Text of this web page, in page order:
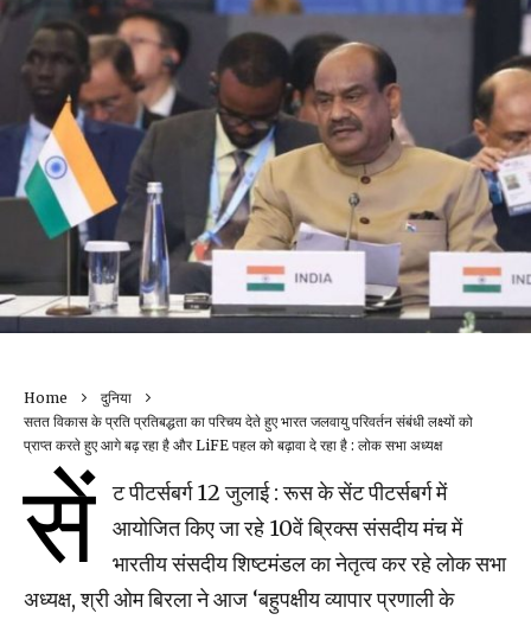
Home
दुनिया
सतत विकास के प्रति प्रतिबद्धता का परिचय देते हुए भारत जलवायु परिवर्तन संबंधी लक्ष्यों को
प्राप्त करते हुए आगे बढ़ रहा है और LiFE पहल को बढ़ावा दे रहा है : लोक सभा अध्यक्ष
सें
ट पीटर्सबर्ग 12 जुलाई : रूस के सेंट पीटर्सबर्ग में
आयोजित किए जा रहे 10वें ब्रिक्स संसदीय मंच में
भारतीय संसदीय शिष्टमंडल का नेतृत्व कर रहे लोक सभा
अध्यक्ष, श्री ओम बिरला ने आज ‘बहुपक्षीय व्यापार प्रणाली के